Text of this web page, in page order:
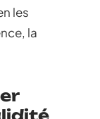
les
la